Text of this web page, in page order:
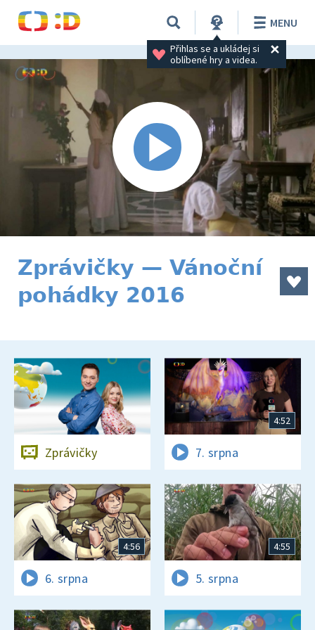
Přihlas se a ukládej si
oblíbené hry a videa.
MENU
Zprávičky — Vánoční
pohádky 2016
Zprávičky
4:52
7. srpna
4:56
6. srpna
4:55
5. srpna